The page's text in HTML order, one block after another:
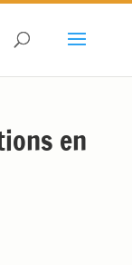
en